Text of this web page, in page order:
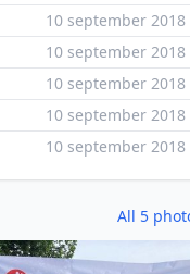
10 september 2018
10 september 2018
10 september 2018
10 september 2018
10 september 2018
All 5